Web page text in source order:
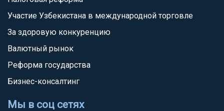
Участие Узбекистана в международной торговле
За здоровую конкуренцию
Валютный рынок
Реформа государства
Бизнес-консалтинг
Мы в соц сетях